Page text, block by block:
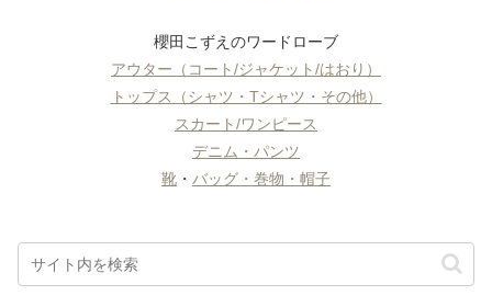
櫻田こずえのワードローブ
アウター（コート/ジャケット/はおり）
トップス（シャツ・Tシャツ・その他）
スカート/ワンピース
デニム・パンツ
靴 ・ バッグ・巻物・帽子